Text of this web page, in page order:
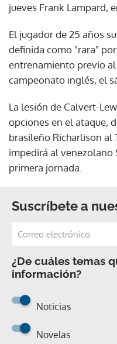
jueves Frank Lampard,
El jugador de 25 años
definida como "rara"
entrenamiento previo
campeonato inglés, el
La lesión de Calvert-
opciones en el ataque,
brasileño Richarlison al
impedirá al venezolano
primera jornada.
Suscríbete a
¿De cuáles temas
información?
Noticias
Novelas